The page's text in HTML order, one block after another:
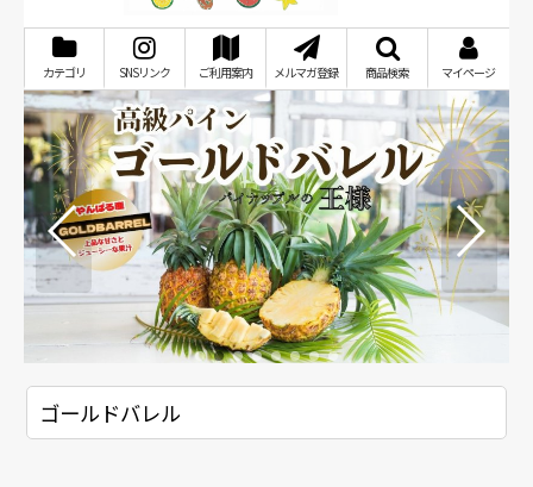
カテゴリ SNSリンク ご利用案内 メルマガ登録 商品検索 マイページ
ゴールドバレル